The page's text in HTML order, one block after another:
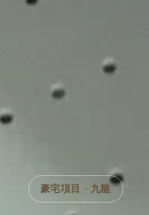
豪宅項目 · 九龍